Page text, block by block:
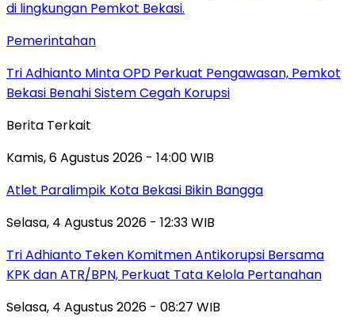
Pemerintahan
Tri Adhianto Minta OPD Perkuat Pengawasan, Pemkot
Bekasi Benahi Sistem Cegah Korupsi
Berita Terkait
Kamis, 6 Agustus 2026 - 14:00 WIB
Atlet Paralimpik Kota Bekasi Bikin Bangga
Selasa, 4 Agustus 2026 - 12:33 WIB
Tri Adhianto Teken Komitmen Antikorupsi Bersama
KPK dan ATR/BPN, Perkuat Tata Kelola Pertanahan
Selasa, 4 Agustus 2026 - 08:27 WIB